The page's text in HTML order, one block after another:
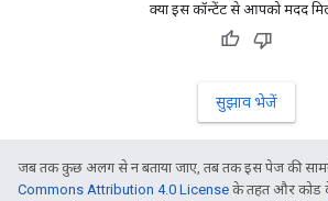
क्या इस कॉन्टेंट से आपको मदद
सुझाव भेजें
जब तक कुछ अलग से न बताया जाए, तब तक इस पेज की
Commons Attribution 4.0 License के तहत और कोड